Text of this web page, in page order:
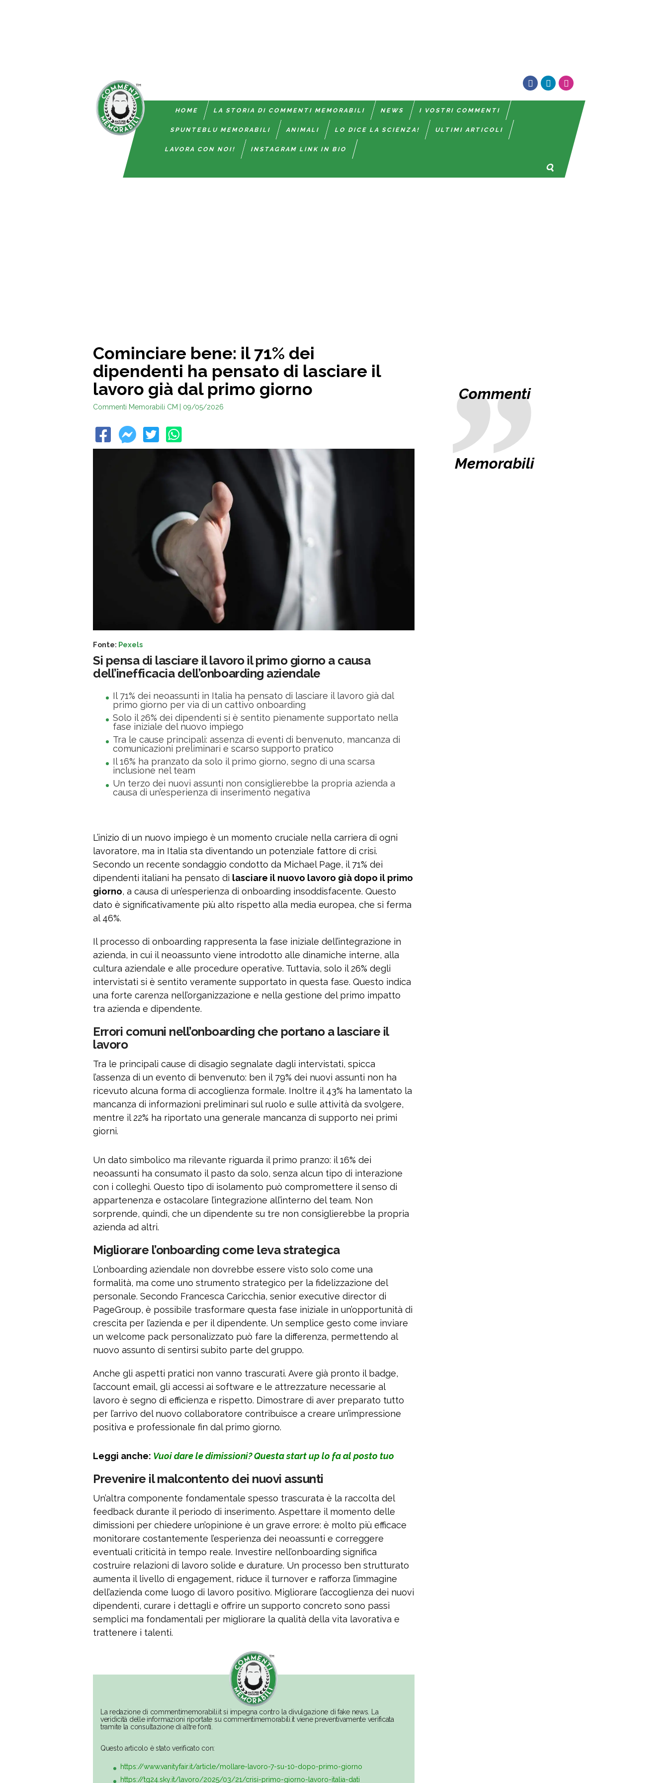
HOME LA STORIA DI COMMENTI MEMORABILI NEWS I VOSTRI COMMENTI
SPUNTEBLU MEMORABILI ANIMALI LO DICE LA SCIENZA! ULTIMI ARTICOLI
LAVORA CON NOI! INSTAGRAM LINK IN BIO
Cominciare bene: il 71% dei
dipendenti ha pensato di lasciare il
lavoro già dal primo giorno
Commenti Memorabili CM | 09/05/2026
Fonte: Pexels
Si pensa di lasciare il lavoro il primo giorno a causa
dell’inefficacia dell’onboarding aziendale
Il 71% dei neoassunti in Italia ha pensato di lasciare il lavoro già dal
primo giorno per via di un cattivo onboarding
Solo il 26% dei dipendenti si è sentito pienamente supportato nella
fase iniziale del nuovo impiego
Tra le cause principali: assenza di eventi di benvenuto, mancanza di
comunicazioni preliminari e scarso supporto pratico
Il 16% ha pranzato da solo il primo giorno, segno di una scarsa
inclusione nel team
Un terzo dei nuovi assunti non consiglierebbe la propria azienda a
causa di un’esperienza di inserimento negativa
L’inizio di un nuovo impiego è un momento cruciale nella carriera di ogni
lavoratore, ma in Italia sta diventando un potenziale fattore di crisi.
Secondo un recente sondaggio condotto da Michael Page, il 71% dei
dipendenti italiani ha pensato di lasciare il nuovo lavoro già dopo il primo
giorno, a causa di un’esperienza di onboarding insoddisfacente. Questo
dato è significativamente più alto rispetto alla media europea, che si ferma
al 46%.
Il processo di onboarding rappresenta la fase iniziale dell’integrazione in
azienda, in cui il neoassunto viene introdotto alle dinamiche interne, alla
cultura aziendale e alle procedure operative. Tuttavia, solo il 26% degli
intervistati si è sentito veramente supportato in questa fase. Questo indica
una forte carenza nell’organizzazione e nella gestione del primo impatto
tra azienda e dipendente.
Errori comuni nell’onboarding che portano a lasciare il
lavoro
Tra le principali cause di disagio segnalate dagli intervistati, spicca
l’assenza di un evento di benvenuto: ben il 79% dei nuovi assunti non ha
ricevuto alcuna forma di accoglienza formale. Inoltre il 43% ha lamentato la
mancanza di informazioni preliminari sul ruolo e sulle attività da svolgere,
mentre il 22% ha riportato una generale mancanza di supporto nei primi
giorni.
Un dato simbolico ma rilevante riguarda il primo pranzo: il 16% dei
neoassunti ha consumato il pasto da solo, senza alcun tipo di interazione
con i colleghi. Questo tipo di isolamento può compromettere il senso di
appartenenza e ostacolare l’integrazione all’interno del team. Non
sorprende, quindi, che un dipendente su tre non consiglierebbe la propria
azienda ad altri.
Migliorare l’onboarding come leva strategica
L’onboarding aziendale non dovrebbe essere visto solo come una
formalità, ma come uno strumento strategico per la fidelizzazione del
personale. Secondo Francesca Caricchia, senior executive director di
PageGroup, è possibile trasformare questa fase iniziale in un’opportunità di
crescita per l’azienda e per il dipendente. Un semplice gesto come inviare
un welcome pack personalizzato può fare la differenza, permettendo al
nuovo assunto di sentirsi subito parte del gruppo.
Anche gli aspetti pratici non vanno trascurati. Avere già pronto il badge,
l’account email, gli accessi ai software e le attrezzature necessarie al
lavoro è segno di efficienza e rispetto. Dimostrare di aver preparato tutto
per l’arrivo del nuovo collaboratore contribuisce a creare un’impressione
positiva e professionale fin dal primo giorno.
Leggi anche: Vuoi dare le dimissioni? Questa start up lo fa al posto tuo
Prevenire il malcontento dei nuovi assunti
Un’altra componente fondamentale spesso trascurata è la raccolta del
feedback durante il periodo di inserimento. Aspettare il momento delle
dimissioni per chiedere un’opinione è un grave errore: è molto più efficace
monitorare costantemente l’esperienza dei neoassunti e correggere
eventuali criticità in tempo reale. Investire nell’onboarding significa
costruire relazioni di lavoro solide e durature. Un processo ben strutturato
aumenta il livello di engagement, riduce il turnover e rafforza l’immagine
dell’azienda come luogo di lavoro positivo. Migliorare l’accoglienza dei nuovi
dipendenti, curare i dettagli e offrire un supporto concreto sono passi
semplici ma fondamentali per migliorare la qualità della vita lavorativa e
trattenere i talenti.
La redazione di commentimemorabili.it si impegna contro la divulgazione di fake news. La
veridicità delle informazioni riportate su commentimemorabili.it viene preventivamente verificata
tramite la consultazione di altre fonti.
Questo articolo è stato verificato con:
https://www.vanityfair.it/article/mollare-lavoro-7-su-10-dopo-primo-giorno
https://tg24.sky.it/lavoro/2025/03/21/crisi-primo-giorno-lavoro-italia-dati
Commenti
Memorabili